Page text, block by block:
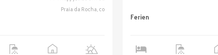
Praia da Rocha, co
Ferien